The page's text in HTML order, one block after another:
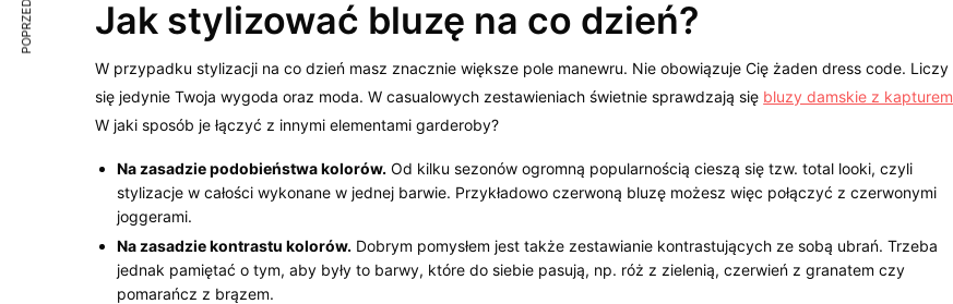
Jak stylizować bluzę na co dzień?
W przypadku stylizacji na co dzień masz znacznie większe pole manewru. Nie obowiązuje Cię żaden dress code. Liczy
się jedynie Twoja wygoda oraz moda. W casualowych zestawieniach świetnie sprawdzają się bluzy damskie z kapturem
W jaki sposób je łączyć z innymi elementami garderoby?
Na zasadzie podobieństwa kolorów. Od kilku sezonów ogromną popularnością cieszą się tzw. total looki, czyli
stylizacje w całości wykonane w jednej barwie. Przykładowo czerwoną bluzę możesz więc połączyć z czerwonymi
joggerami.
Na zasadzie kontrastu kolorów. Dobrym pomysłem jest także zestawianie kontrastujących ze sobą ubrań. Trzeba
jednak pamiętać o tym, aby były to barwy, które do siebie pasują, np. róż z zielenią, czerwień z granatem czy
pomarańcz z brązem.